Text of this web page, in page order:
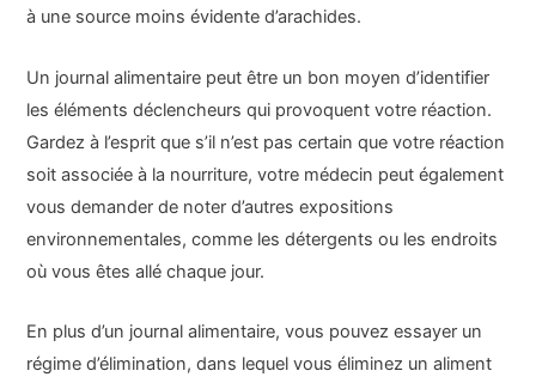
à une source moins évidente d’arachides.
Un journal alimentaire peut être un bon moyen d’identifier
les éléments déclencheurs qui provoquent votre réaction.
Gardez à l’esprit que s’il n’est pas certain que votre réaction
soit associée à la nourriture, votre médecin peut également
vous demander de noter d’autres expositions
environnementales, comme les détergents ou les endroits
où vous êtes allé chaque jour.
En plus d’un journal alimentaire, vous pouvez essayer un
régime d’élimination, dans lequel vous éliminez un aliment